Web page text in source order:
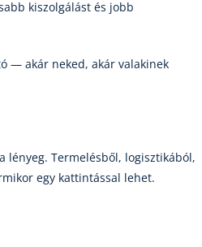
kiszolgálást és jobb
— akár neked, akár valakinek
lényeg. Termelésből, logisztikából,
egy kattintással lehet.